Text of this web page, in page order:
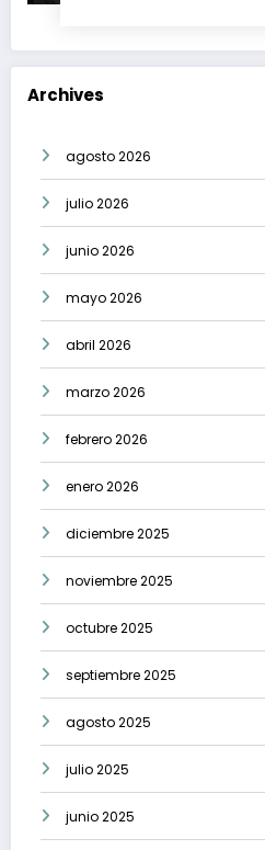
Archives
agosto 2026
julio 2026
junio 2026
mayo 2026
abril 2026
marzo 2026
febrero 2026
enero 2026
diciembre 2025
noviembre 2025
octubre 2025
septiembre 2025
agosto 2025
julio 2025
junio 2025